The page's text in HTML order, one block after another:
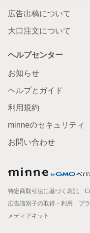
広告出稿について
大口注文について
ヘルプセンター
お知らせ
ヘルプとガイド
利用規約
minneのセキュリティ
お問い合わせ
特定商取引法に基づく表記
広告識別子の取得・利用
プ
メディアキット